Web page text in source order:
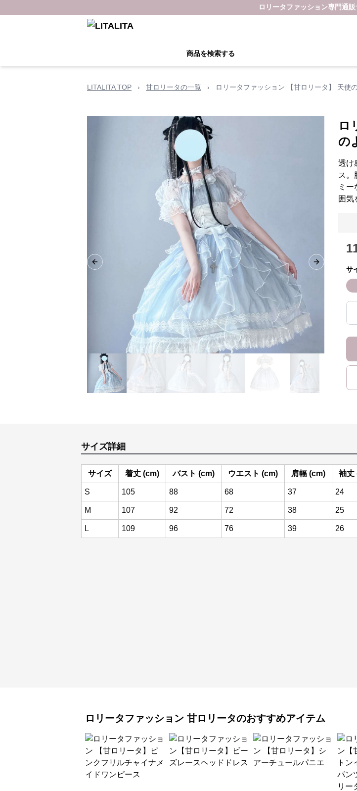
ロリータファッション専門通
商品を検索する
LITALITA TOP › 甘ロリータの一覧 › ロリータファッション 【甘ロリータ】 天使
Previous slide Next slide
ロ
の
透け
ス。
ミ
囲気
サ
サイズ詳細
サイズ 着丈 (cm) バスト (cm) ウエスト (cm) 肩幅 (cm) 袖丈
S 105 88 68 37 24
M 107 92 72 38 25
L 109 96 76 39 26
ロリータファッション 甘ロリータのおすすめアイテム